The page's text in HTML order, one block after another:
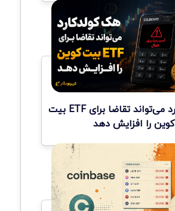
هک کولدکارد می‌تواند تقاضا برای ETF بیت
کوین را افزایش دهد